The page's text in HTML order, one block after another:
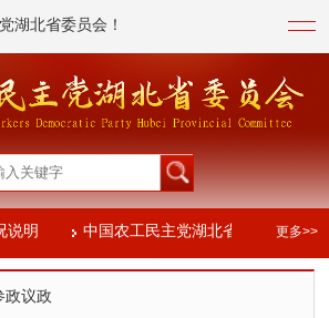
湖北省委员会！
说明 中国农工民主党湖北省委员会2024
更多>>
政议政